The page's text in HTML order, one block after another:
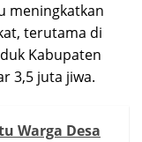
meningkatkan
terutama di
Kabupaten
3,5 juta jiwa.
Warga Desa